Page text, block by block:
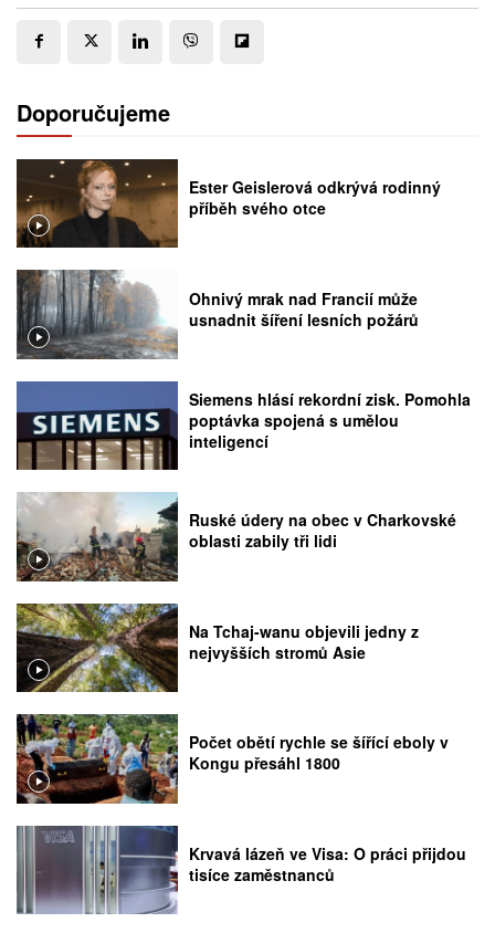
Doporučujeme
Ester Geislerová odkrývá rodinný
příběh svého otce
Ohnivý mrak nad Francií může
usnadnit šíření lesních požárů
Siemens hlásí rekordní zisk. Pomohla
poptávka spojená s umělou
inteligencí
Ruské údery na obec v Charkovské
oblasti zabily tři lidi
Na Tchaj-wanu objevili jedny z
nejvyšších stromů Asie
Počet obětí rychle se šířící eboly v
Kongu přesáhl 1800
Krvavá lázeň ve Visa: O práci přijdou
tisíce zaměstnanců